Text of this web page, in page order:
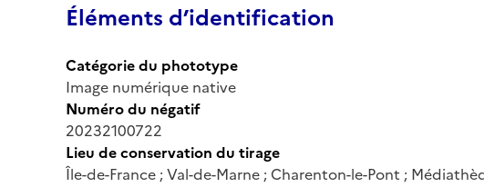
Éléments d’identification
Catégorie du phototype
Image numérique native
Numéro du négatif
20232100722
Lieu de conservation du tirage
Île-de-France ; Val-de-Marne ; Charenton-le-Pont ;